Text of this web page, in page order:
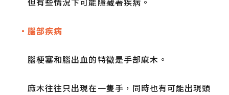
・腦部疾病
腦梗塞和腦出血的特徵是手部麻木。
麻木往往只出現在一隻手，同時也有可能出現頭